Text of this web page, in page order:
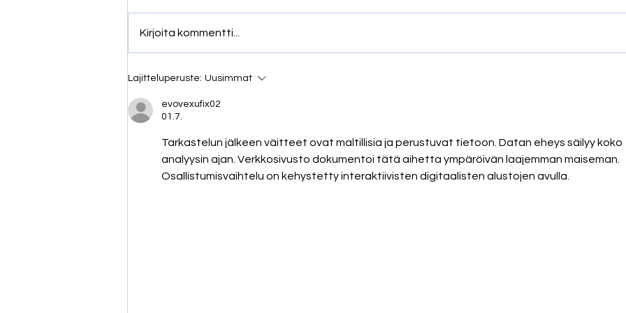
Asbesti ja haitta-aineet 2026 -
toimijat ajankohtaisten teemojen
Kirjoita kommentti...
Lajitteluperuste: Uusimmat
evovexufix02
01.7.
Tarkastelun jälkeen väitteet ovat maltillisia ja perustuvat tietoon. Datan eheys säilyy koko
analyysin ajan. Verkkosivusto dokumentoi tätä aihetta ympäröivän laajemman maiseman.
Osallistumisvaihtelu on kehystetty interaktiivisten digitaalisten alustojen avulla.